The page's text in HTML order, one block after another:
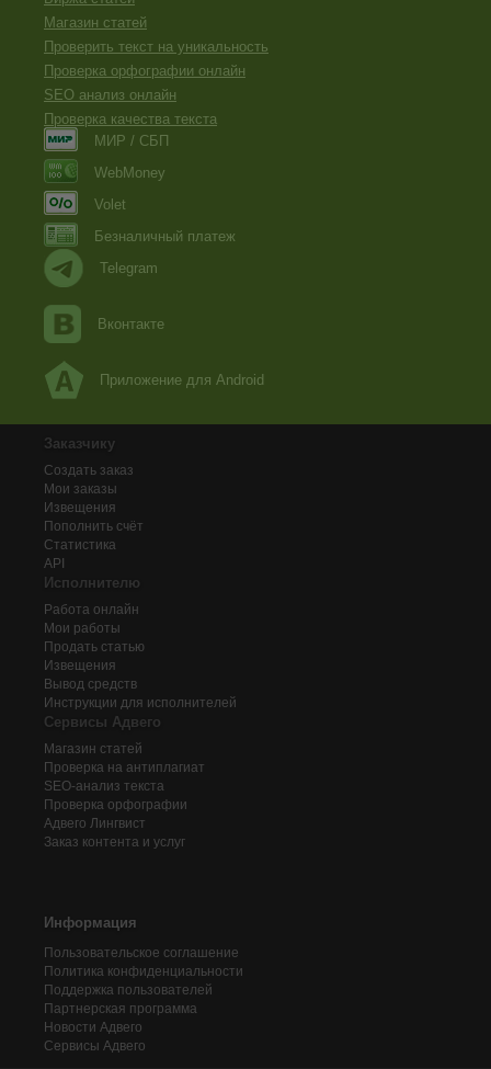
Магазин статей
Проверить текст на уникальность
Проверка орфографии онлайн
SEO анализ онлайн
Проверка качества текста
МИР / СБП
WebMoney
Volet
Безналичный платеж
Telegram
Вконтакте
Приложение для Android
Заказчику
Создать заказ
Мои заказы
Извещения
Пополнить счёт
Статистика
API
Исполнителю
Работа онлайн
Мои работы
Продать статью
Извещения
Вывод средств
Инструкции для исполнителей
Сервисы Адвего
Магазин статей
Проверка на антиплагиат
SEO-анализ текста
Проверка орфографии
Адвего Лингвист
Заказ контента и услуг
Информация
Пользовательское соглашение
Политика конфиденциальности
Поддержка пользователей
Партнерская программа
Новости Адвего
Сервисы Адвего